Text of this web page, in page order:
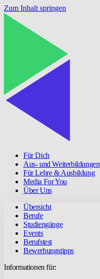
Zum Inhalt springen
Für Dich
Aus- und Weiterbildungen
Für Lehre & Ausbildung
Media For You
Über Uns
Übersicht
Berufe
Studiengänge
Events
Berufstest
Bewerbungstipps
Informationen für: